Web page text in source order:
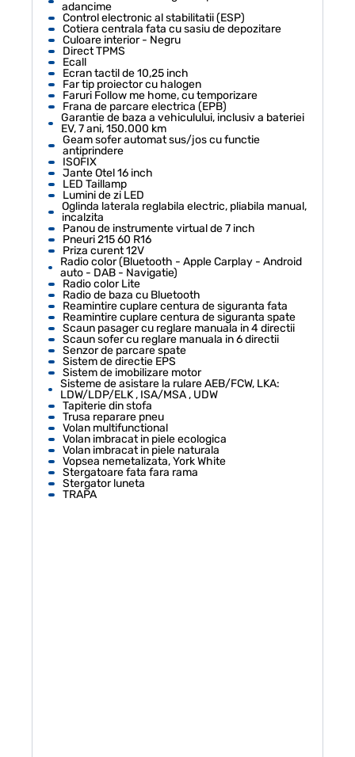
adancime
Control electronic al stabilitatii (ESP)
Cotiera centrala fata cu sasiu de depozitare
Culoare interior - Negru
Direct TPMS
Ecall
Ecran tactil de 10,25 inch
Far tip proiector cu halogen
Faruri Follow me home, cu temporizare
Frana de parcare electrica (EPB)
Garantie de baza a vehiculului, inclusiv a bateriei
EV, 7 ani, 150.000 km
Geam sofer automat sus/jos cu functie
antiprindere
ISOFIX
Jante Otel 16 inch
LED Taillamp
Lumini de zi LED
Oglinda laterala reglabila electric, pliabila manual,
incalzita
Panou de instrumente virtual de 7 inch
Pneuri 215 60 R16
Priza curent 12V
Radio color (Bluetooth - Apple Carplay - Android
auto - DAB - Navigatie)
Radio color Lite
Radio de baza cu Bluetooth
Reamintire cuplare centura de siguranta fata
Reamintire cuplare centura de siguranta spate
Scaun pasager cu reglare manuala in 4 directii
Scaun sofer cu reglare manuala in 6 directii
Senzor de parcare spate
Sistem de directie EPS
Sistem de imobilizare motor
Sisteme de asistare la rulare AEB/FCW, LKA:
LDW/LDP/ELK , ISA/MSA , UDW
Tapiterie din stofa
Trusa reparare pneu
Volan multifunctional
Volan imbracat in piele ecologica
Volan imbracat in piele naturala
Vopsea nemetalizata, York White
Stergatoare fata fara rama
Stergator luneta
TRAPA